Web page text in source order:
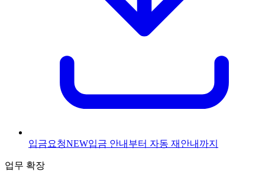
입금요청NEW입금 안내부터 자동 재안내까지
업무 확장